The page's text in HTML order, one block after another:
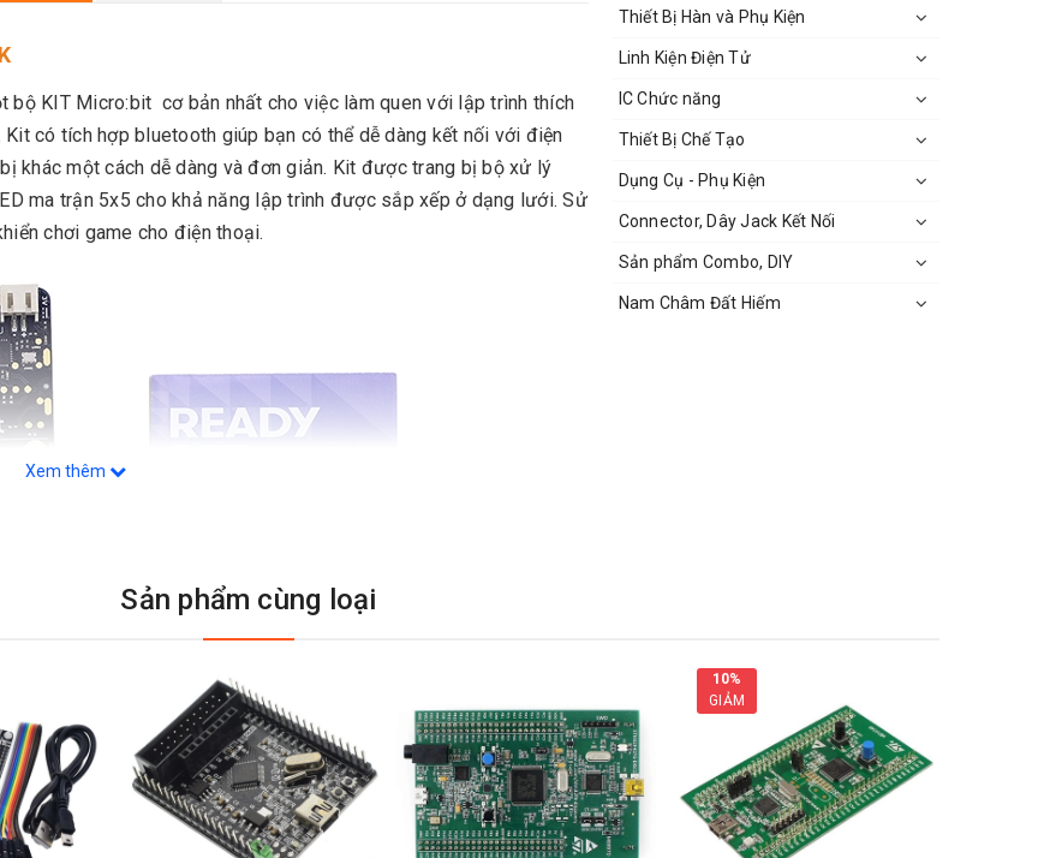
bộ KIT Micro:bit cơ bản nhất cho việc làm quen với lập trình thích
có tích hợp bluetooth giúp bạn có thể dễ dàng kết nối với điện
khác một cách dễ dàng và đơn giản. Kit được trang bị bộ xử lý
ma trận 5x5 cho khả năng lập trình được sắp xếp ở dạng lưới. Sử
chơi game cho điện thoại.
Xem thêm
Thiết Bị Hàn và Phụ Kiện
Linh Kiện Điện Tử
IC Chức năng
Thiết Bị Chế Tạo
Dụng Cụ - Phụ Kiện
Connector, Dây Jack Kết Nối
Sản phẩm Combo, DIY
Nam Châm Đất Hiếm
Sản phẩm cùng loại
10%
GIẢM